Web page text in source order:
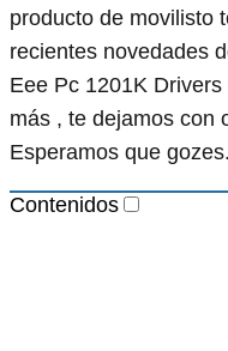
producto de movilisto
recientes novedades
Eee Pc 1201K
más , te dejamos con
Esperamos que gozes.
Contenidos